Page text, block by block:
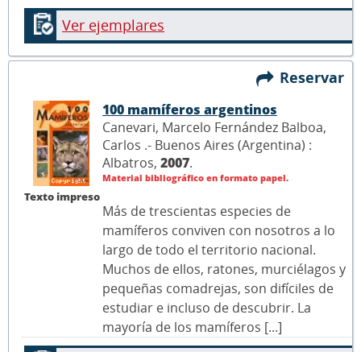
Ver ejemplares
Reservar
Texto impreso
100 mamíferos argentinos
Canevari, Marcelo Fernández Balboa,
Carlos .- Buenos Aires (Argentina) :
Albatros, 2007.
Material bibliográfico en formato papel.
Más de trescientas especies de
mamíferos conviven con nosotros a lo
largo de todo el territorio nacional.
Muchos de ellos, ratones, murciélagos y
pequeñas comadrejas, son difíciles de
estudiar e incluso de descubrir. La
mayoría de los mamíferos [...]